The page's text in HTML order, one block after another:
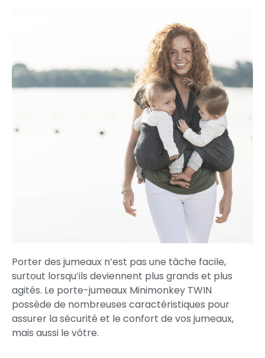
Porter des jumeaux n’est pas une tâche facile,
surtout lorsqu’ils deviennent plus grands et plus
agités. Le porte-jumeaux Minimonkey TWIN
possède de nombreuses caractéristiques pour
assurer la sécurité et le confort de vos jumeaux,
mais aussi le vôtre.